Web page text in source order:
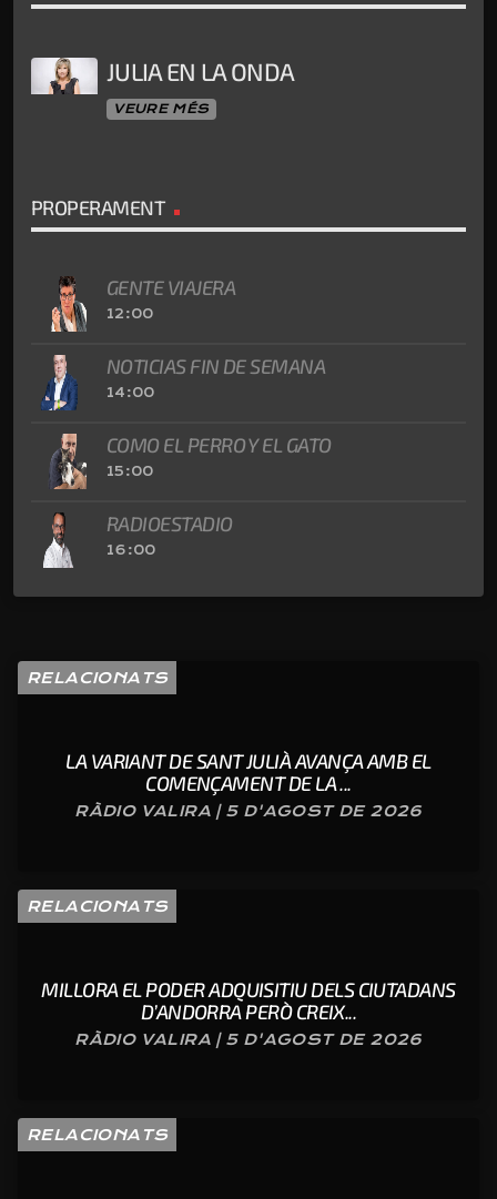
JULIA EN LA ONDA
VEURE MÉS
PROPERAMENT
GENTE VIAJERA
12:00
NOTICIAS FIN DE SEMANA
14:00
COMO EL PERRO Y EL GATO
15:00
RADIOESTADIO
16:00
RELACIONATS
LA VARIANT DE SANT JULIÀ AVANÇA AMB EL
COMENÇAMENT DE LA ...
RÀDIO VALIRA | 5 D'AGOST DE 2026
RELACIONATS
MILLORA EL PODER ADQUISITIU DELS CIUTADANS
D’ANDORRA PERÒ CREIX...
RÀDIO VALIRA | 5 D'AGOST DE 2026
RELACIONATS